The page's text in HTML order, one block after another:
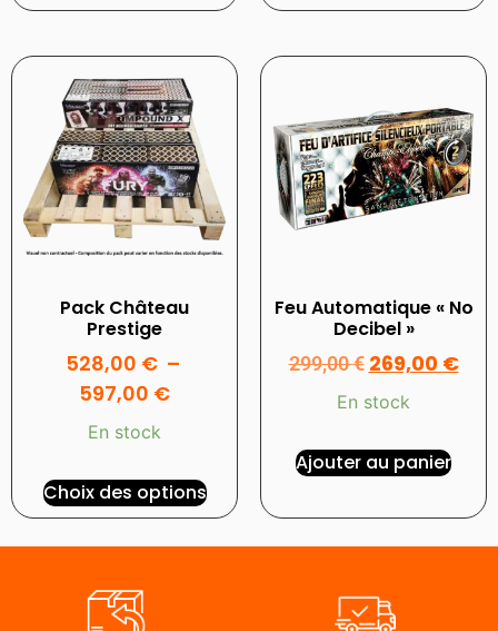
Pack Château
Prestige
528,00 € –
597,00 €
En stock
Choix des options
Feu Automatique « No
Decibel »
299,00€ 269,00 €
En stock
Ajouter au panier